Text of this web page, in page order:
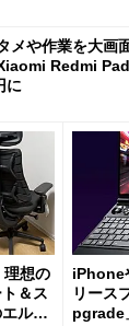
メや作業を大画
Redmi
に
理想の
＆ス
ルゴ
iPhone
リース
pgrade